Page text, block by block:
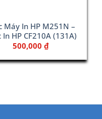
Máy In HP M251N –
In HP CF210A (131A)
500,000₫